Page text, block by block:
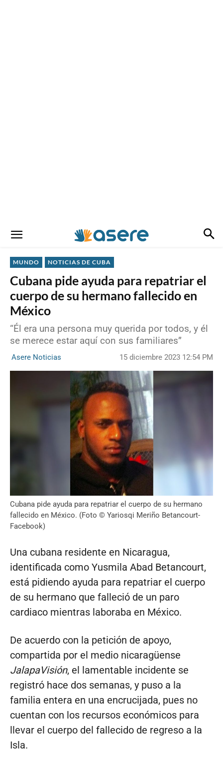
MUNDO NOTICIAS DE CUBA
Cubana pide ayuda para repatriar el
cuerpo de su hermano fallecido en
México
“Él era una persona muy querida por todos, y él
se merece estar aquí con sus familiares”
Asere Noticias 15 diciembre 2023 12:54 PM
Cubana pide ayuda para repatriar el cuerpo de su hermano
fallecido en México. (Foto © Yariosqi Meriño Betancourt-
Facebook)
Una cubana residente en Nicaragua,
identificada como Yusmila Abad Betancourt,
está pidiendo ayuda para repatriar el cuerpo
de su hermano que falleció de un paro
cardiaco mientras laboraba en México.
De acuerdo con la petición de apoyo,
compartida por el medio nicaragüense
JalapaVisión, el lamentable incidente se
registró hace dos semanas, y puso a la
familia entera en una encrucijada, pues no
cuentan con los recursos económicos para
llevar el cuerpo del fallecido de regreso a la
Isla.